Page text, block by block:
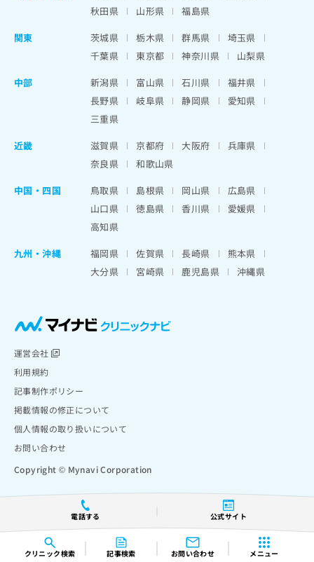
クリニック検索 記事検索 お問い合わせ メニュー
電話する 公式サイト
秋田県
山形県
福島県
関東
茨城県 栃木県 群馬県
埼玉県
千葉県
東京都 神奈川県
山梨県
中部
新潟県 富山県 石川県
福井県
長野県
岐阜県 静岡県
愛知県
三重県
近畿
滋賀県 京都府 大阪府
兵庫県
奈良県
和歌山県
中国・四国
鳥取県 島根県 岡山県
広島県
山口県
徳島県 香川県
愛媛県
高知県
九州・沖縄
福岡県 佐賀県 長崎県
熊本県
大分県
宮崎県 鹿児島県 沖縄県
運営会社
利用規約
記事制作ポリシー
掲載情報の修正について
個人情報の取り扱いについて
お問い合わせ
Copyright © Mynavi Corporation